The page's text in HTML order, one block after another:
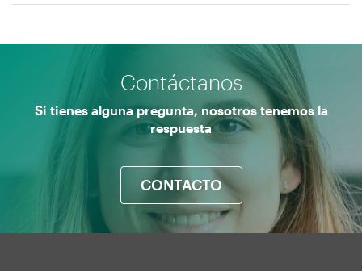
Contáctanos
Si tienes alguna pregunta, nosotros tenemos la
respuesta
CONTACTO